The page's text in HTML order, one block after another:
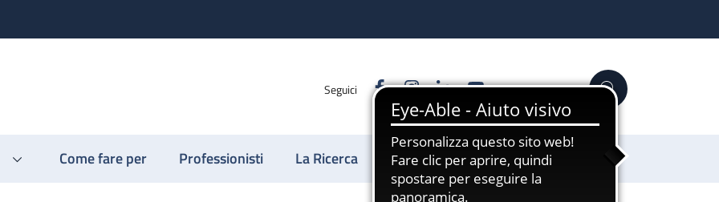
Seguici FacebookInstagram
LinkedinYouTube Cerca
Come fare per Professionisti La Ricerca Sostienici